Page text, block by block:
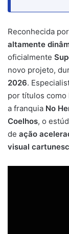
Reconhecida
altamente
oficialmente
novo projeto,
2026.
por títulos como
a franquia No
Coelhos, o
de ação
visual